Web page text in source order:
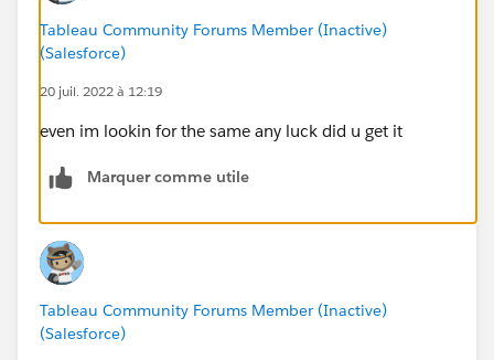
Tableau Community Forums Member (Inactive)
(Salesforce)
20 juil. 2022 à 12:19
even im lookin for the same any luck did u get it
Marquer comme utile
Tableau Community Forums Member (Inactive)
(Salesforce)